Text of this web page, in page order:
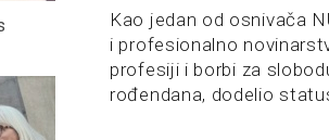
Kao jedan od osnivača
i profesionalno
profesiji i borbi za
rođendana, dodelio